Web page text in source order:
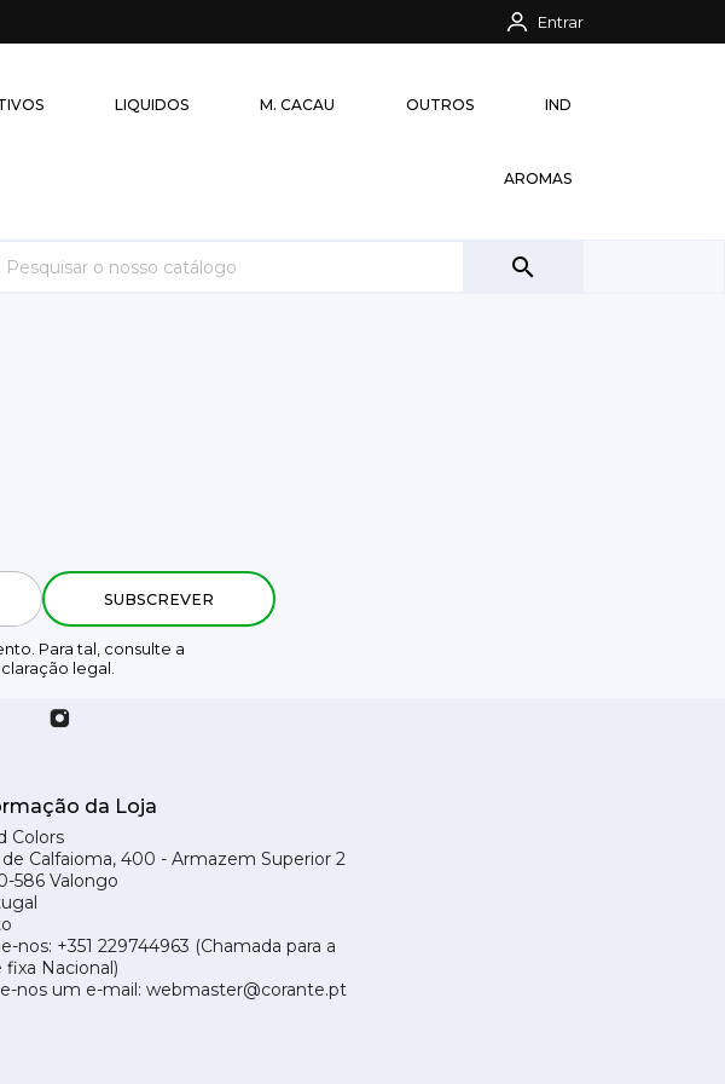
Entrar
LIQUIDOS M. CACAU OUTROS IND
AROMAS

Para tal, consulte a
legal.
da Loja
Colors
de Calfaioma, 400 - Armazem Superior 2
586 Valongo
nos: +351 229744963 (Chamada para a
fixa Nacional)
nos um e-mail: webmaster@corante.pt